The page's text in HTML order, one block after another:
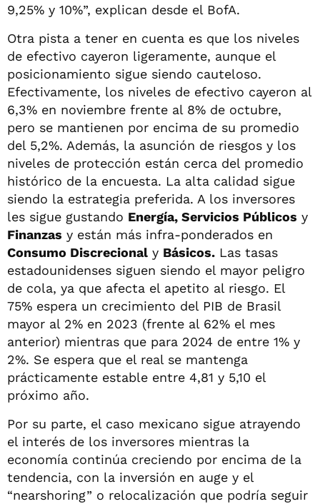
9,25% y 10%”, explican desde el BofA.
Otra pista a tener en cuenta es que los niveles
de efectivo cayeron ligeramente, aunque el
posicionamiento sigue siendo cauteloso.
Efectivamente, los niveles de efectivo cayeron al
6,3% en noviembre frente al 8% de octubre,
pero se mantienen por encima de su promedio
del 5,2%. Además, la asunción de riesgos y los
niveles de protección están cerca del promedio
histórico de la encuesta. La alta calidad sigue
siendo la estrategia preferida. A los inversores
les sigue gustando Energía, Servicios Públicos y
Finanzas y están más infra-ponderados en
Consumo Discrecional y Básicos. Las tasas
estadounidenses siguen siendo el mayor peligro
de cola, ya que afecta el apetito al riesgo. El
75% espera un crecimiento del PIB de Brasil
mayor al 2% en 2023 (frente al 62% el mes
anterior) mientras que para 2024 de entre 1% y
2%. Se espera que el real se mantenga
prácticamente estable entre 4,81 y 5,10 el
próximo año.
Por su parte, el caso mexicano sigue atrayendo
el interés de los inversores mientras la
economía continúa creciendo por encima de la
tendencia, con la inversión en auge y el
“nearshoring” o relocalización que podría seguir